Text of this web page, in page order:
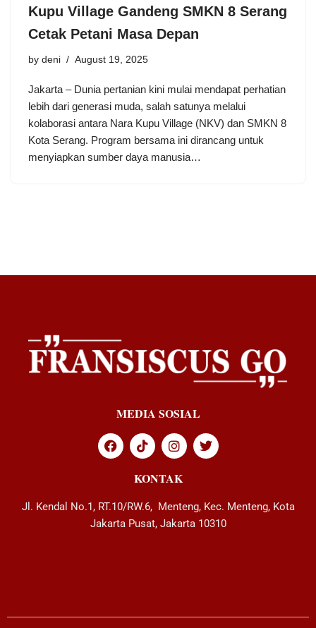
Kupu Village Gandeng SMKN 8 Serang
Cetak Petani Masa Depan
by deni August 19, 2025
Jakarta – Dunia pertanian kini mulai mendapat perhatian
lebih dari generasi muda, salah satunya melalui
kolaborasi antara Nara Kupu Village (NKV) dan SMKN 8
Kota Serang. Program bersama ini dirancang untuk
menyiapkan sumber daya manusia…
MEDIA SOSIAL
KONTAK
Jl. Kendal No.1, RT.10/RW.6, Menteng, Kec. Menteng, Kota
Jakarta Pusat, Jakarta 10310